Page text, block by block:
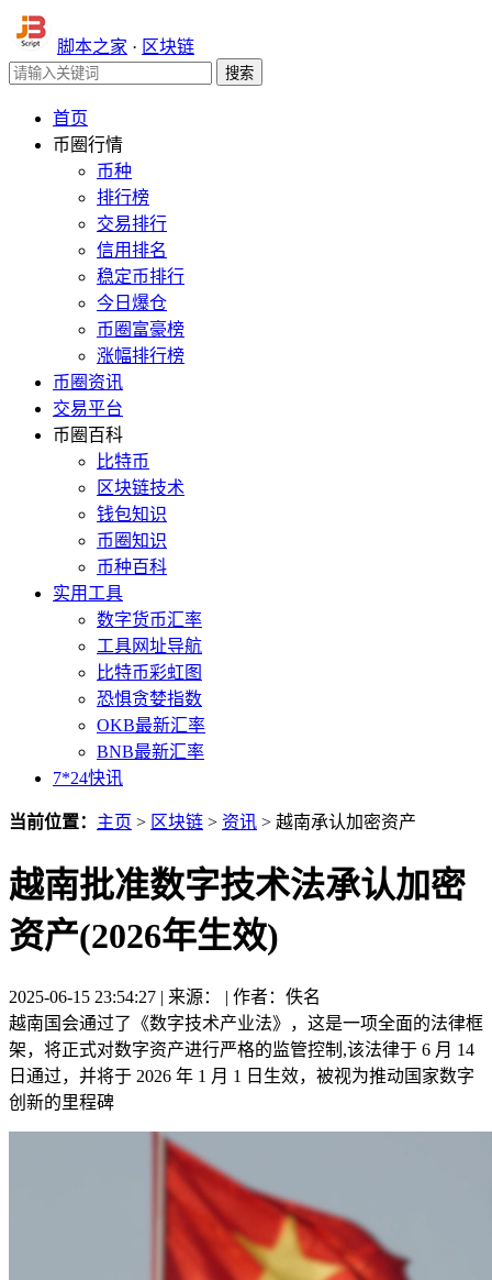
脚本之家 · 区块链
首页
币圈行情
币种
排行榜
交易排行
信用排名
稳定币排行
今日爆仓
币圈富豪榜
涨幅排行榜
币圈资讯
交易平台
币圈百科
比特币
区块链技术
钱包知识
币圈知识
币种百科
实用工具
数字货币汇率
工具网址导航
比特币彩虹图
恐惧贪婪指数
OKB最新汇率
BNB最新汇率
7*24快讯
当前位置： 主页 > 区块链 > 资讯 > 越南承认加密资产
越南批准数字技术法承认加密
资产(2026年生效)
2025-06-15 23:54:27 | 来源： | 作者：佚名
越南国会通过了《数字技术产业法》，这是一项全面的法律框
架，将正式对数字资产进行严格的监管控制,该法律于 6 月 14
日通过，并将于 2026 年 1 月 1 日生效，被视为推动国家数字
创新的里程碑